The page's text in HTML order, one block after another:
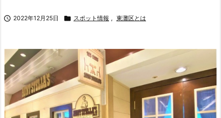
 2022年12月25日  スポット情報 , 東灘区とは